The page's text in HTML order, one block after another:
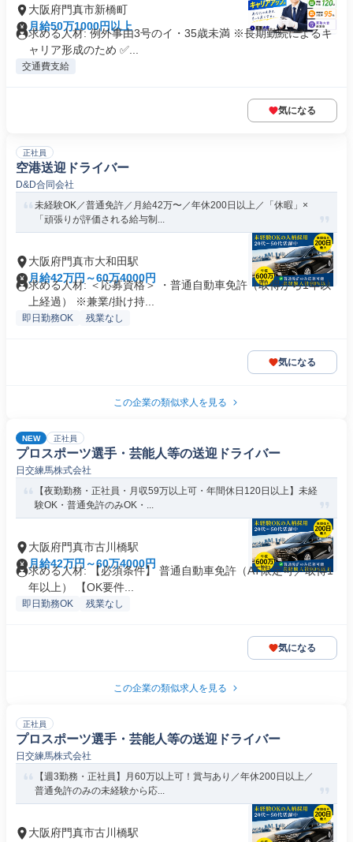
大阪府門真市新橋町
月給50万1000円以上
求める人材: 例外事由3号のイ・35歳未満 ※長期勤続によるキ
ャリア形成のため ✅...
交通費支給
気になる
正社員
空港送迎ドライバー
D&D合同会社
未経験OK／普通免許／月給42万〜／年休200日以上／「休暇」×
「頑張りが評価される給与制...
大阪府門真市大和田駅
月給42万円～60万4000円
求める人材: ＜応募資格＞ ・普通自動車免許（取得から1年以
上経過） ※兼業/掛け持...
即日勤務OK 残業なし
気になる
この企業の類似求人を見る
NEW 正社員
プロスポーツ選手・芸能人等の送迎ドライバー
日交練馬株式会社
【夜勤勤務・正社員・月収59万以上可・年間休日120日以上】未経
験OK・普通免許のみOK・...
大阪府門真市古川橋駅
月給42万円～60万4000円
求める人材: 【必須条件】 普通自動車免許（AT限定可／取得1
年以上） 【OK要件...
即日勤務OK 残業なし
気になる
この企業の類似求人を見る
正社員
プロスポーツ選手・芸能人等の送迎ドライバー
日交練馬株式会社
【週3勤務・正社員】月60万以上可！賞与あり／年休200日以上／
普通免許のみの未経験から応...
大阪府門真市古川橋駅